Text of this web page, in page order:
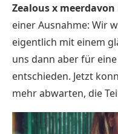
Zealous x meerdavon
einer Ausnahme: Wir
eigentlich mit einem
uns dann aber für
entschieden. Jetzt
mehr abwarten, die